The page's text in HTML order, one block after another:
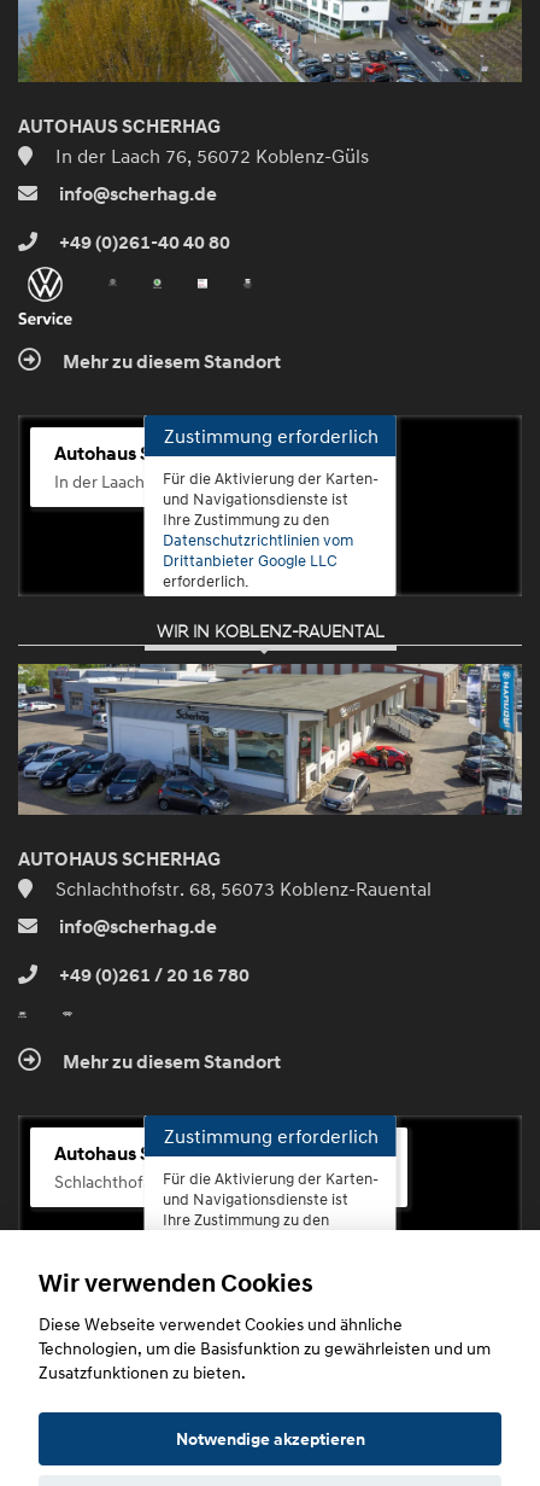
AUTOHAUS SCHERHAG
In der Laach 76, 56072 Koblenz-Güls
info@scherhag.de
+49 (0)261-40 40 80
Mehr zu diesem Standort
Autohaus Scherhag
In der Laach 76, 56072 Koblenz-Güls
Zustimmung erforderlich
Für die Aktivierung der Karten-
und Navigationsdienste ist
Ihre Zustimmung zu den
Datenschutzrichtlinien vom
Drittanbieter Google LLC
erforderlich.
Zustimmen
und
aktivieren
WIR IN KOBLENZ-RAUENTAL
AUTOHAUS SCHERHAG
Schlachthofstr. 68, 56073 Koblenz-Rauental
info@scherhag.de
+49 (0)261 / 20 16 780
Mehr zu diesem Standort
Autohaus Scherhag
Schlachthofstr. 68, 56073 Koblenz-Rauental
Zustimmung erforderlich
Für die Aktivierung der Karten-
und Navigationsdienste ist
Ihre Zustimmung zu den
erforderlich.
Zustimmen
Copyright © 2026. Autohaus Scherhag
Wir verwenden Cookies
Diese Webseite verwendet Cookies und ähnliche
Technologien, um die Basisfunktion zu gewährleisten und um
Zusatzfunktionen zu bieten.
Notwendige akzeptieren